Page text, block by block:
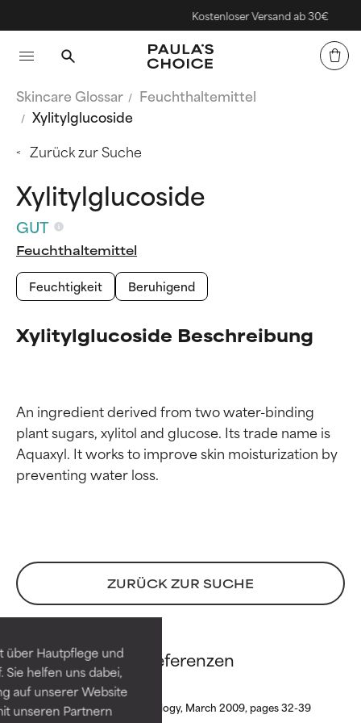
über Hautpflege und
helfen uns dabei,
auf unserer Website
unseren Partnern
Kostenloser Versand ab 30€
Skincare Glossar
‌Feuchthaltemittel
Xylitylglucoside
Zurück zur Suche
Xylitylglucoside
GUT
‌Feuchthaltemittel
Feuchtigkeit
Beruhigend
Xylitylglucoside Beschreibung
An ingredient derived from two water-binding
plant sugars, xylitol and glucose. Its trade name is
Aquaxyl. It works to improve skin moisturization by
ZURÜCK ZUR SUCHE
Xylitylglucoside Referenzen
Journal of Cosmetic Dermatology, March 2009, pages 32-39
Bewertung der
Inhaltsstoffe
Erwiesen und durch
unabhängige Studien belegt.
Hervorragender Wirkstoff für
die meisten Hauttypen und -
Bewertung der
Inhaltsstoffe
Erwiesen und durch
unabhängige Studien belegt.
Hervorragender Wirkstoff für
die meisten Hauttypen und -